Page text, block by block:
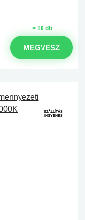
> 10 db
MEGVESZ
SZÁLLÍTÁS
INGYENES